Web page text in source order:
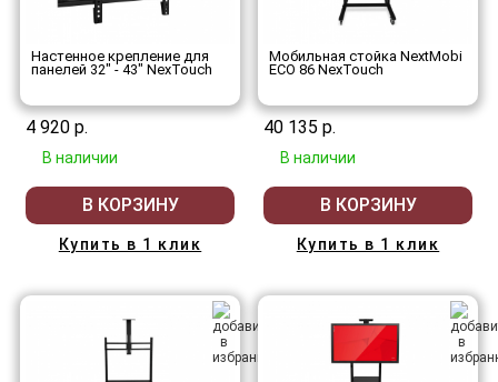
Настенное крепление для
панелей 32" - 43" NexTouch
4 920 р.
В наличии
В КОРЗИНУ
Купить в 1 клик
Мобильная стойка NextMobi
ECO 86 NexTouch
40 135 р.
В наличии
В КОРЗИНУ
Купить в 1 клик